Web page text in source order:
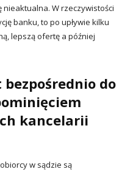
W rzeczywistości
banku, to po upływie kilku
lepszą ofertę a później
do
kancelarii
w sądzie są